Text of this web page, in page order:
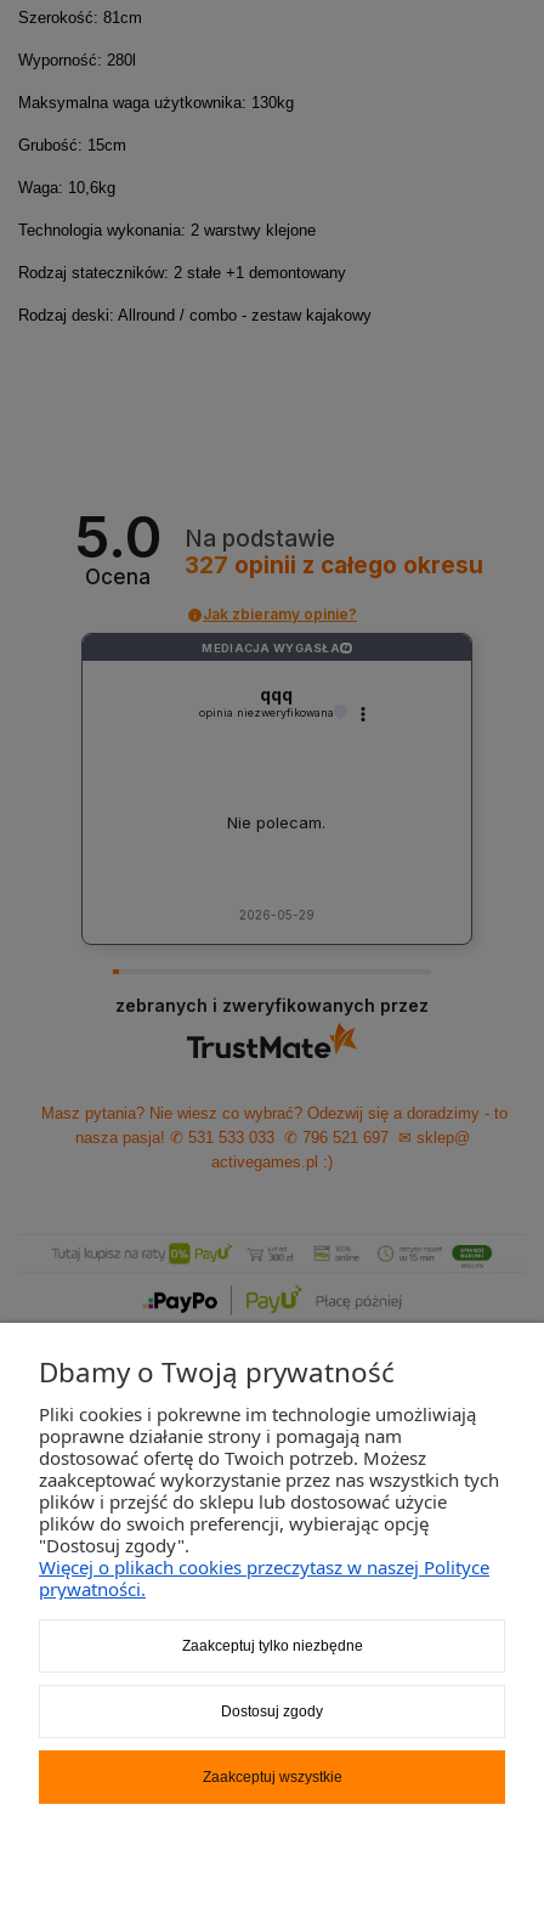
Szerokość: 81cm
Wyporność: 280l
Maksymalna waga użytkownika: 130kg
Grubość: 15cm
Waga: 10,6kg
Technologia wykonania: 2 warstwy klejone
Rodzaj stateczników: 2 stałe +1 demontowany
Rodzaj deski: Allround / combo - zestaw kajakowy
5.0
Ocena
Na podstawie
327 opinii z całego okresu
Jak zbieramy opinie?
MEDIACJA WYGASŁA ?
qqq
opinia niezweryfikowana
Nie polecam.
2026-05-29
zebranych i zweryfikowanych przez
Masz pytania? Nie wiesz co wybrać? Odezwij się a doradzimy - to
nasza pasja! ✆ 531 533 033 ✆ 796 521 697
✉ sklep@
activegames.pl :)
ZAKUPY
POMOC
2K-Invest Sp. j. Ul. Św. Wojciecha 60, 41-922 Radzionków, śląskie NIP: 645-241-94-
Napiszsklep@activegames.pllub zadzwoń +48796521697
Dbamy o Twoją prywatność
Pliki cookies i pokrewne im technologie umożliwiają
poprawne działanie strony i pomagają nam
dostosować ofertę do Twoich potrzeb. Możesz
zaakceptować wykorzystanie przez nas wszystkich tych
plików i przejść do sklepu lub dostosować użycie
plików do swoich preferencji, wybierając opcję
"Dostosuj zgody".
Więcej o plikach cookies przeczytasz w naszej Polityce
prywatności.
Zaakceptuj tylko niezbędne
Dostosuj zgody
Zaakceptuj wszystkie